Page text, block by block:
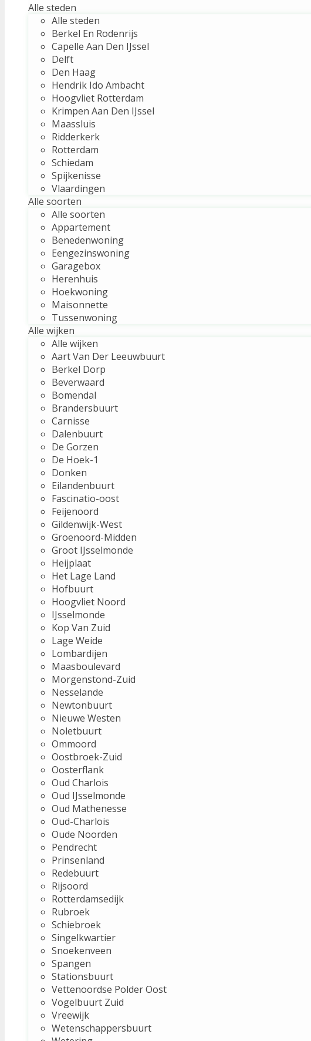
Alle steden
Alle steden
Berkel En Rodenrijs
Capelle Aan Den IJssel
Delft
Den Haag
Hendrik Ido Ambacht
Hoogvliet Rotterdam
Krimpen Aan Den IJssel
Maassluis
Ridderkerk
Rotterdam
Schiedam
Spijkenisse
Vlaardingen
Alle soorten
Alle soorten
Appartement
Benedenwoning
Eengezinswoning
Garagebox
Herenhuis
Hoekwoning
Maisonnette
Tussenwoning
Alle wijken
Alle wijken
Aart Van Der Leeuwbuurt
Berkel Dorp
Beverwaard
Bomendal
Brandersbuurt
Carnisse
Dalenbuurt
De Gorzen
De Hoek-1
Donken
Eilandenbuurt
Fascinatio-oost
Feijenoord
Gildenwijk-West
Groenoord-Midden
Groot IJsselmonde
Heijplaat
Het Lage Land
Hofbuurt
Hoogvliet Noord
IJsselmonde
Kop Van Zuid
Lage Weide
Lombardijen
Maasboulevard
Morgenstond-Zuid
Nesselande
Newtonbuurt
Nieuwe Westen
Noletbuurt
Ommoord
Oostbroek-Zuid
Oosterflank
Oud Charlois
Oud IJsselmonde
Oud Mathenesse
Oud-Charlois
Oude Noorden
Pendrecht
Prinsenland
Redebuurt
Rijsoord
Rotterdamsedijk
Rubroek
Schiebroek
Singelkwartier
Snoekenveen
Spangen
Stationsbuurt
Vettenoordse Polder Oost
Vogelbuurt Zuid
Vreewijk
Wetenschappersbuurt